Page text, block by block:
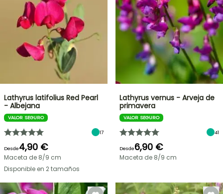
Lathyrus latifolius Red Pearl
- Albejana
VALOR SEGURO
17
Desde4,90 €
Maceta de 8/9 cm
Disponible en 2 tamaños
Lathyrus vernus - Arveja de
primavera
VALOR SEGURO
41
Desde6,90 €
Maceta de 8/9 cm